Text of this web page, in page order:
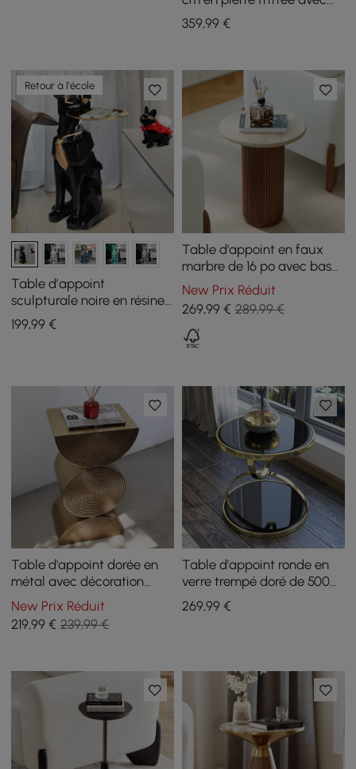
USB et rangement
359,99€
Retour à l'école
Table d’appoint
sculpturale noire en résine
forme chien avec plateau
et porte-mouchoirs
199,99 €
Table d'appoint en faux
marbre de 16 po avec base
en bois
New Prix Réduit
269,99€ 289,99 €
Table d'appoint dorée en
métal avec décoration
artistique de 350 mm
New Prix Réduit
219,99 € 239,99 €
Table d'appoint ronde en
verre trempé doré de 500
mm
269,99€